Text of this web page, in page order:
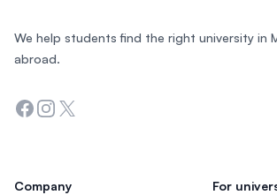
We help students find the right university in
abroad.
Facebook
Instagram
Twitter
Company For